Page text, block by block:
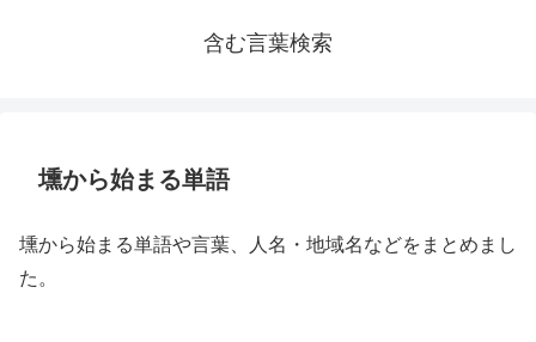
含む言葉検索
壎から始まる単語
壎から始まる単語や言葉、人名・地域名などをまとめまし
た。